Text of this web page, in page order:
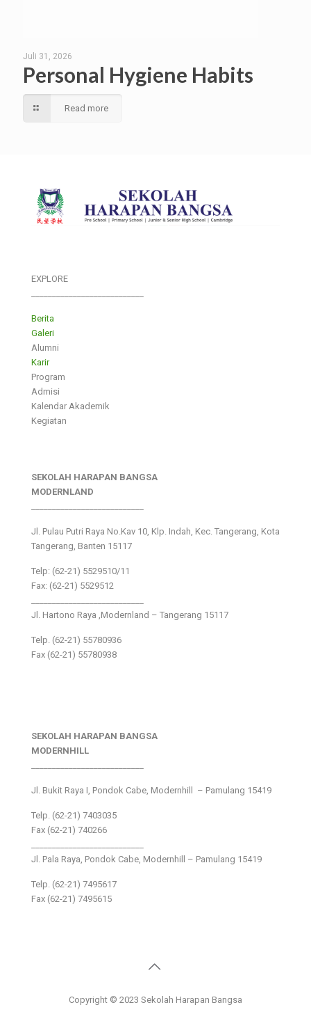
Juli 31, 2026
Personal Hygiene Habits
Read more
EXPLORE
Berita
Galeri
Alumni
Karir
Program
Admisi
Kalendar Akademik
Kegiatan
SEKOLAH HARAPAN BANGSA
MODERNLAND
Jl. Pulau Putri Raya No.Kav 10, Klp. Indah, Kec. Tangerang, Kota
Tangerang, Banten 15117
Telp: (62-21) 5529510/11
Fax: (62-21) 5529512
Jl. Hartono Raya ,Modernland – Tangerang 15117
Telp. (62-21) 55780936
Fax (62-21) 55780938
SEKOLAH HARAPAN BANGSA
MODERNHILL
Jl. Bukit Raya I, Pondok Cabe, Modernhill – Pamulang 15419
Telp. (62-21) 7403035
Fax (62-21) 740266
Jl. Pala Raya, Pondok Cabe, Modernhill – Pamulang 15419
Telp. (62-21) 7495617
Fax (62-21) 7495615
Copyright © 2023 Sekolah Harapan Bangsa